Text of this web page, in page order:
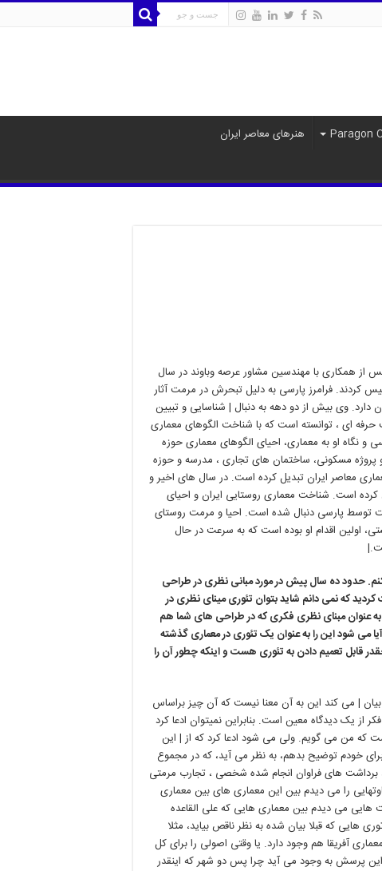
هنرهای معاصر ایران
از همکاری با مهندسین مشاور عرصه وباوند در سال
کردند. فرامرز پارسی به دلیل تبحرش در مرمت آثار
دارد. وی بیش از دو دهه به دنبال | شناسایی و تبیین
ای ، توانسته است که با شناخت الگوهای معماری
و نگاه او به معماری، احیای الگوهای معماری حوزه
مسکونی، ساختمان های تجاری ، مدرسه و حوزه
معاصر ایران تبدیل کرده است. در سال های اخیر و
کرده است. شناخت معماری روستایی ایران و احیای
توسط پارسی دنبال شده است. احیا و مرمت روستای
اولین اقدام او بوده است که به سرعت در حال
.|
حدود ده سال پیش در مورد مبانی نظری در طراحی
که نمی دانم شاید بتوان تئوری مینای نظری در
عنوان مبنای نظری فکری که در طراحی های شما هم
می شود این را به عنوان یک تئوری در معماری گذشته
قابل تعمیم دادن به تئوری هست و اینکه چطور آن را
| می کند این به آن معنا نیست که آن چیز براساس
یک دیدگاه معین است. بنابراین نمیتوان ادعا کرد
که من می گویم. ولی می شود ادعا کرد که از | این
خودم توضیح بدهم، به نظر می آید، که در مجموع
برداشت های فراوان انجام شده شخصی ، تجارب مرمتی
را می دیدم بین این معماری های بین معماری
هایی می دیدم بین معماری هایی که علی القاعده
هایی که قبلا بیان شده به نظر ناقص بیاید، مثلا
آفریقا هم وجود دارد. یا وقتی اصولی را برای کل
پرسش به وجود می آید چرا پس دو شهر که اینقدر